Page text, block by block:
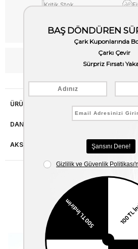
Kritik Stok
Kargo Bedava
WhatsApp’tan
ÜRÜN ÖZELLIKLERI
DANIŞMA HATTI
AKSESUAR ONARIMI
Benzer